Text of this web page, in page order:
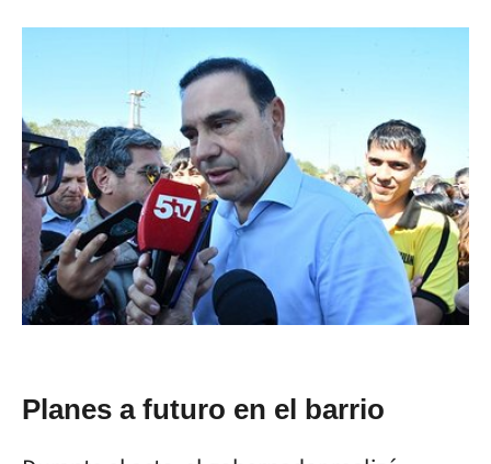
Planes a futuro en el barrio